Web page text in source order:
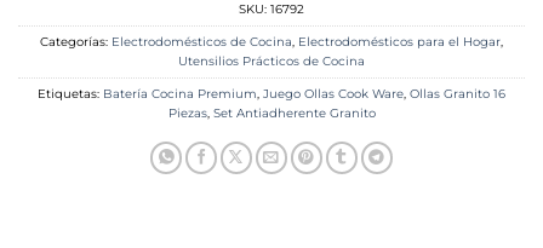
SKU: 16792
Categorías: Electrodomésticos de Cocina, Electrodomésticos para el Hogar,
Utensilios Prácticos de Cocina
Etiquetas: Batería Cocina Premium, Juego Ollas Cook Ware, Ollas Granito 16
Piezas, Set Antiadherente Granito